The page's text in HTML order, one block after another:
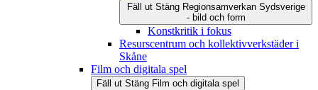
Fäll ut Stäng Regionsamverkan Sydsverige
- bild och form
Konstkritik i fokus
Resurscentrum och kollektivverkstäder i
Skåne
Film och digitala spel
Fäll ut Stäng Film och digitala spel